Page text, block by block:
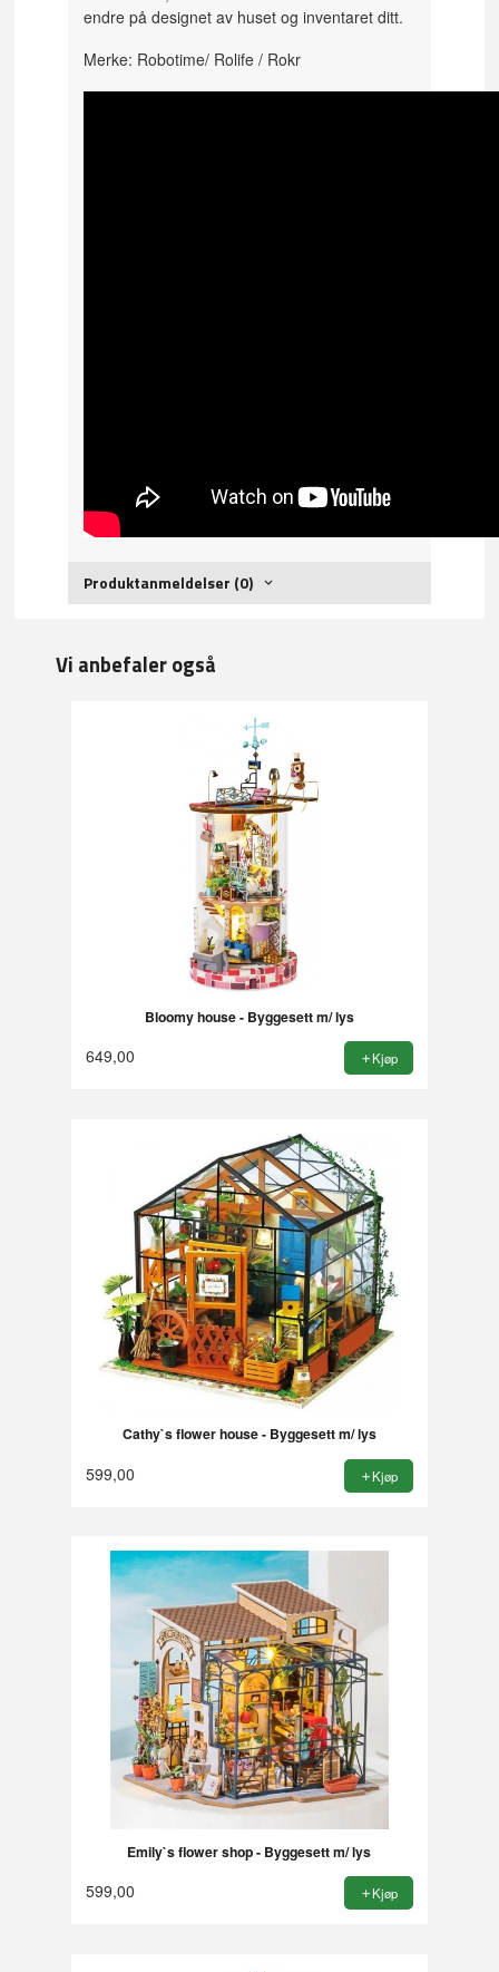
endre på designet av huset og inventaret ditt.
Merke: Robotime/ Rolife / Rokr
Produktanmeldelser (0)
Vi anbefaler også
Bloomy house - Byggesett m/ lys
649,00 Kjøp
Cathy`s flower house - Byggesett m/ lys
599,00 Kjøp
Emily`s flower shop - Byggesett m/ lys
599,00 Kjøp